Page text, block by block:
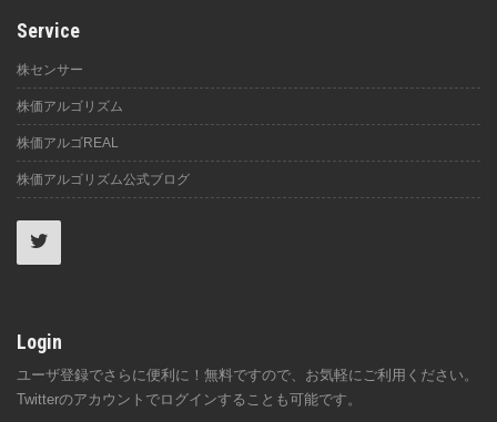
Service
株センサー
株価アルゴリズム
株価アルゴREAL
株価アルゴリズム公式ブログ
Login
ユーザ登録でさらに便利に！無料ですので、お気軽にご利用ください。
Twitterのアカウントでログインすることも可能です。